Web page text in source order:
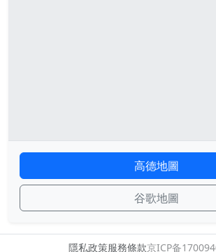
高德地圖
谷歌地圖
隱私政策服務條款京ICP备